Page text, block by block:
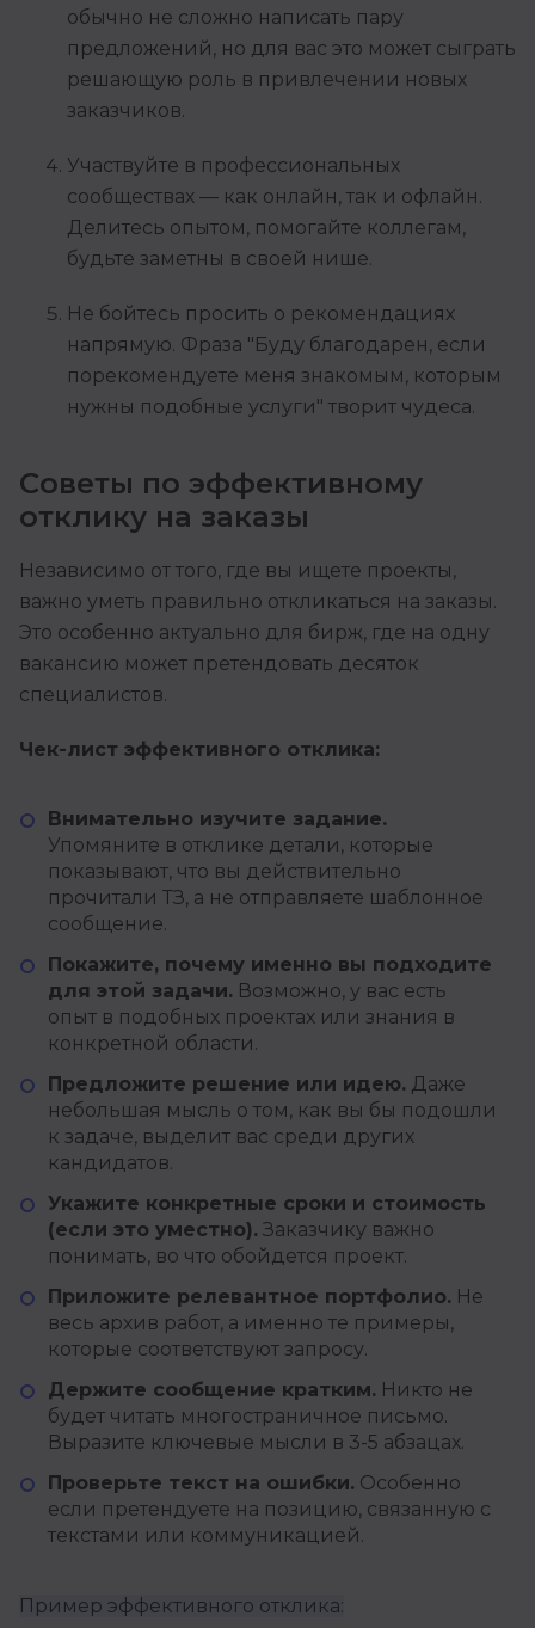
обычно не сложно написать пару
предложений, но для вас это может сыграть
решающую роль в привлечении новых
заказчиков.
Участвуйте в профессиональных
сообществах — как онлайн, так и офлайн.
Делитесь опытом, помогайте коллегам,
будьте заметны в своей нише.
Не бойтесь просить о рекомендациях
напрямую. Фраза "Буду благодарен, если
порекомендуете меня знакомым, которым
нужны подобные услуги" творит чудеса.
Советы по эффективному
отклику на заказы
Независимо от того, где вы ищете проекты,
важно уметь правильно откликаться на заказы.
Это особенно актуально для бирж, где на одну
вакансию может претендовать десяток
специалистов.
Чек-лист эффективного отклика:
Внимательно изучите задание.
Упомяните в отклике детали, которые
показывают, что вы действительно
прочитали ТЗ, а не отправляете шаблонное
сообщение.
Покажите, почему именно вы подходите
для этой задачи. Возможно, у вас есть
опыт в подобных проектах или знания в
конкретной области.
Предложите решение или идею. Даже
небольшая мысль о том, как вы бы подошли
к задаче, выделит вас среди других
кандидатов.
Укажите конкретные сроки и стоимость
(если это уместно). Заказчику важно
понимать, во что обойдется проект.
Приложите релевантное портфолио. Не
весь архив работ, а именно те примеры,
которые соответствуют запросу.
Держите сообщение кратким. Никто не
будет читать многостраничное письмо.
Выразите ключевые мысли в 3-5 абзацах.
Проверьте текст на ошибки. Особенно
если претендуете на позицию, связанную с
текстами или коммуникацией.
Пример эффективного отклика: